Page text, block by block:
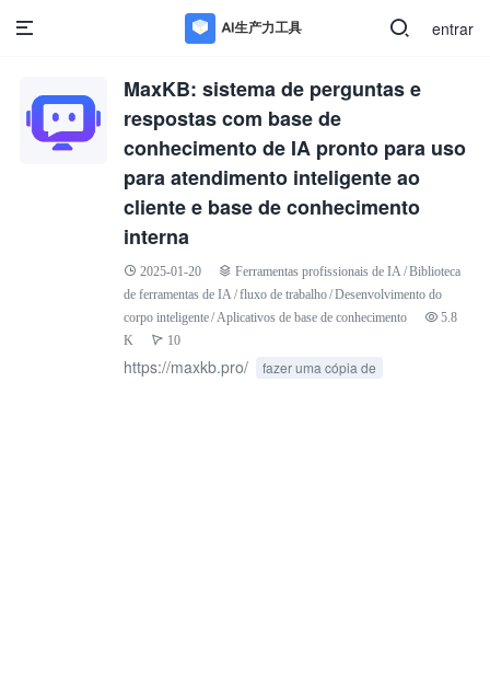
entrar
MaxKB: sistema de perguntas e
respostas com base de
conhecimento de IA pronto para uso
para atendimento inteligente ao
cliente e base de conhecimento
interna
2025-01-20 Ferramentas profissionais de IA /Biblioteca
de ferramentas de IA /fluxo de trabalho/Desenvolvimento do
corpo inteligente/ Aplicativos de base de conhecimento
5.8
K
10
https://maxkb.pro/ fazer uma cópia de